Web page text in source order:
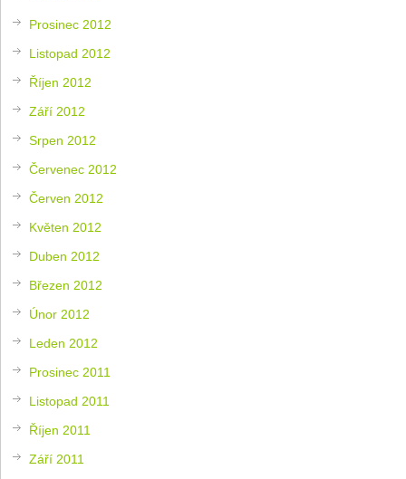
Prosinec 2012
Listopad 2012
Říjen 2012
Září 2012
Srpen 2012
Červenec 2012
Červen 2012
Květen 2012
Duben 2012
Březen 2012
Únor 2012
Leden 2012
Prosinec 2011
Listopad 2011
Říjen 2011
Září 2011